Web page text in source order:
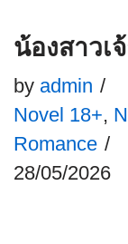
น้องสาวเ
by admin
Novel 18+,
Romance
28/05/2026